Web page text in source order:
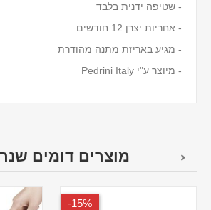
- שטיפה ידנית בלבד
- אחריות יצרן 12 חודשים
- מגיע באריזת מתנה מהודרת
- מיוצר ע"י Pedrini Italy
מוצרים דומים
15%-